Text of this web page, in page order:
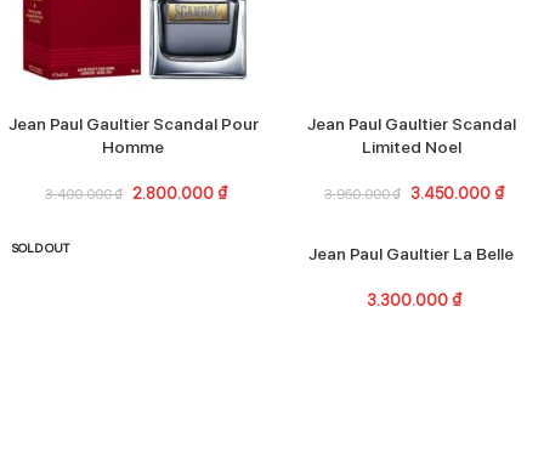
Jean Paul Gaultier Scandal Pour
Homme
3.400.000₫ 2.800.000 ₫
Jean Paul Gaultier Scandal
Limited Noel
3.950.000₫ 3.450.000 ₫
SOLD OUT Jean Paul Gaultier La Belle
3.300.000 ₫